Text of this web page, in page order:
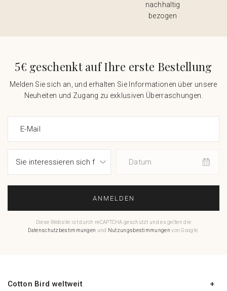
nachhaltig
bezogen
5€ geschenkt auf Ihre erste Bestellung
Melden Sie sich an, und erhalten Sie Informationen über unsere
Neuheiten und Zugang zu exklusiven Überraschungen.
E-Mail
Datum
ANMELDEN
Diese Website ist durch reCAPTCHA geschützt und es gelten die
Datenschutzbestimmungen und Nutzungsbestimmungen von Google.
Cotton Bird weltweit